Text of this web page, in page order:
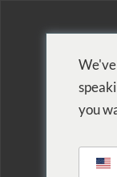
you